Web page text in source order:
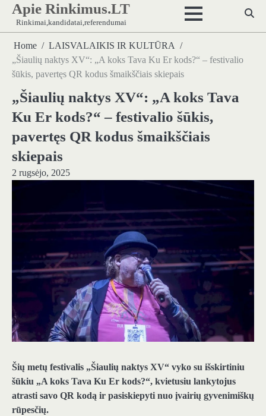
Skip
content
Apie Rinkimus.LT
Rinkimai,kandidatai,referendumai
Home
LAISVALAIKIS IR KULTŪRA
„Šiaulių naktys XV“: „A koks Tava Ku Er kods?“ – festivalio
šūkis, pavertęs QR kodus šmaikščiais skiepais
„Šiaulių naktys XV“: „A koks Tava
Ku Er kods?“ – festivalio šūkis,
pavertęs QR kodus šmaikščiais
skiepais
2 rugsėjo, 2025
Šių metų festivalis „Šiaulių naktys XV“ vyko su išskirtiniu
šūkiu „A koks Tava Ku Er kods?“, kvietusiu lankytojus
atrasti savo QR kodą ir pasiskiepyti nuo įvairių gyvenimiškų
rūpesčių.